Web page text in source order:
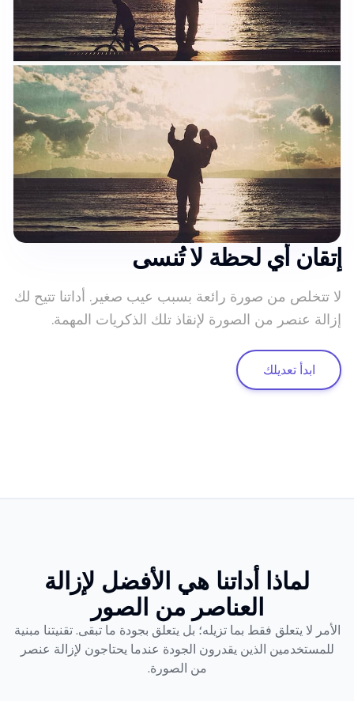
إتقان أي لحظة لا تُنسى
لا تتخلص من صورة رائعة بسبب عيب صغير. أداتنا تتيح لك
إزالة عنصر من الصورة لإنقاذ تلك الذكريات المهمة.
ابدأ تعديلك
لماذا أداتنا هي الأفضل لإزالة
العناصر من الصور
الأمر لا يتعلق فقط بما تزيله؛ بل يتعلق بجودة ما تبقى. تقنيتنا مبنية
للمستخدمين الذين يقدرون الجودة عندما يحتاجون لإزالة عنصر
من الصورة.